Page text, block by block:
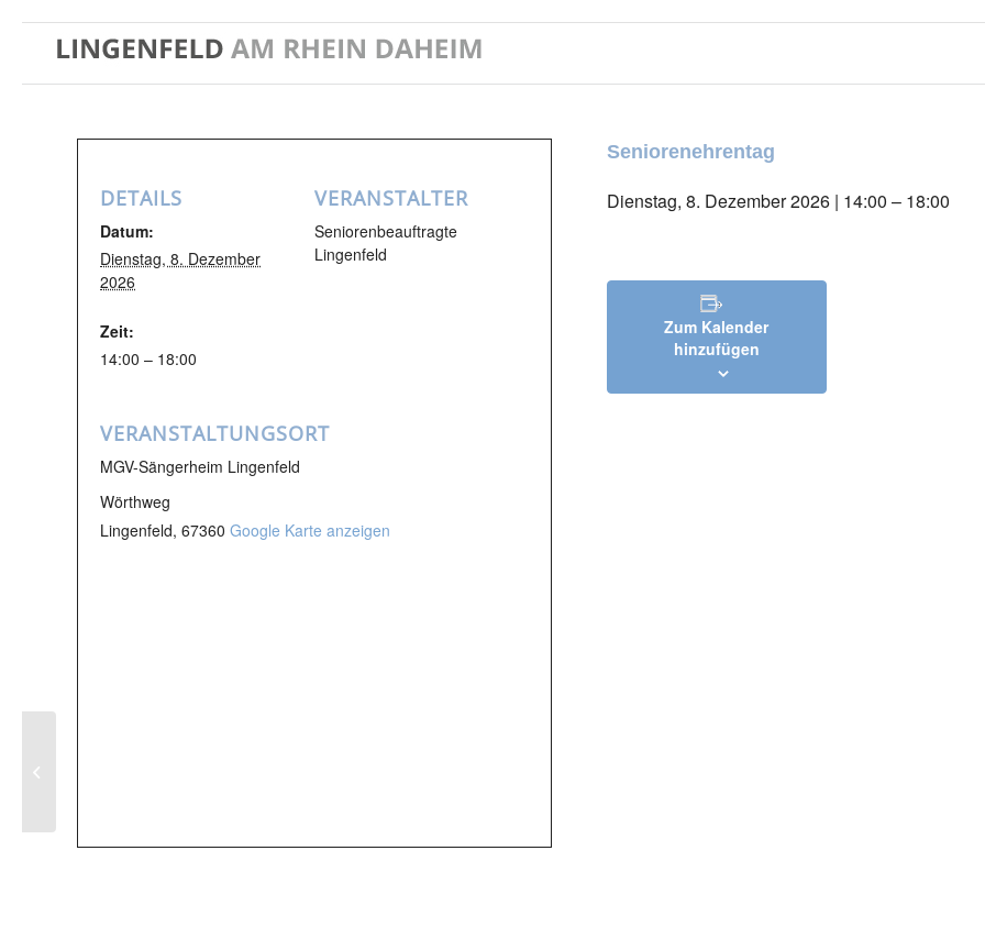
Seniorenehrentag
Dienstag, 8. Dezember 2026 | 14:00 – 18:00
Zum Kalender
hinzufügen
DETAILS
Datum:
Dienstag, 8. Dezember
2026
Zeit:
14:00 – 18:00
VERANSTALTER
Seniorenbeauftragte
Lingenfeld
VERANSTALTUNGSORT
MGV-Sängerheim Lingenfeld
Wörthweg
Lingenfeld, 67360 Google Karte anzeigen